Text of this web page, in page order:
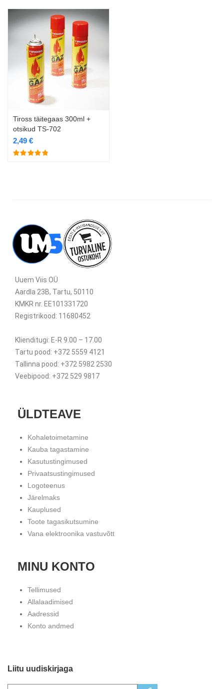
Tiross täitegaas 300ml +
otsikud TS-702
2,49 €
Uuem Viis OÜ
Aardla 23B, Tartu, 50110
KMKR nr. EE101331720
Registrikood: 11680452
Klienditugi: E-R 9.00 – 17.00
Tartu pood: +372 5559 4121
Tallinna pood: +372 5982 2530
Veebipood: +372 529 9817
ÜLDTEAVE
Kohaletoimetamine
Kauba tagastamine
Kasutustingimused
Privaatsustingimused
Logoteenus
Järelmaks
Kauplused
Toote tagasikutsumine
Vana elektroonika vastuvõtt
MINU KONTO
Tellimused
Allalaadimised
Aadressid
Konto andmed
Liitu uudiskirjaga